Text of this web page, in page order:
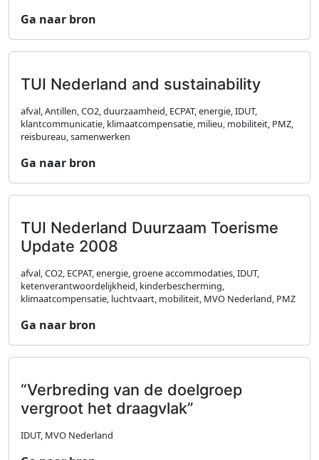
Ga naar bron
TUI Nederland and sustainability
afval, Antillen, CO2, duurzaamheid, ECPAT, energie, IDUT,
klantcommunicatie, klimaatcompensatie, milieu, mobiliteit, PMZ,
reisbureau, samenwerken
Ga naar bron
TUI Nederland Duurzaam Toerisme
Update 2008
afval, CO2, ECPAT, energie, groene accommodaties, IDUT,
ketenverantwoordelijkheid, kinderbescherming,
klimaatcompensatie, luchtvaart, mobiliteit, MVO Nederland, PMZ
Ga naar bron
“Verbreding van de doelgroep
vergroot het draagvlak”
IDUT, MVO Nederland